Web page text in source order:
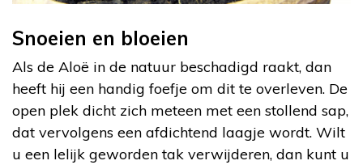
Snoeien en bloeien
Als de Aloë in de natuur beschadigd raakt, dan
heeft hij een handig foefje om dit te overleven. De
open plek dicht zich meteen met een stollend sap,
dat vervolgens een afdichtend laagje wordt. Wilt
u een lelijk geworden tak verwijderen, dan kunt u